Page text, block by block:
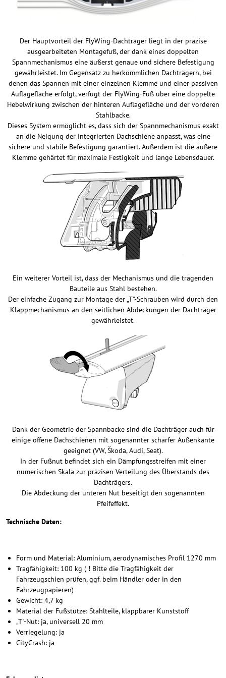
Der Hauptvorteil der FlyWing-Dachträger liegt in der präzise
ausgearbeiteten Montagefuß, der dank eines doppelten
Spannmechanismus eine äußerst genaue und sichere Befestigung
gewährleistet. Im Gegensatz zu herkömmlichen Dachträgern, bei
denen das Spannen mit einer einzelnen Klemme und einer passiven
Auflagefläche erfolgt, verfügt der FlyWing-Fuß über eine doppelte
Hebelwirkung zwischen der hinteren Auflagefläche und der vorderen
Stahlbacke.
Dieses System ermöglicht es, dass sich der Spannmechanismus exakt
an die Neigung der integrierten Dachschiene anpasst, was eine
sichere und stabile Befestigung garantiert. Außerdem ist die äußere
Klemme gehärtet für maximale Festigkeit und lange Lebensdauer.
Ein weiterer Vorteil ist, dass der Mechanismus und die tragenden
Bauteile aus Stahl bestehen.
Der einfache Zugang zur Montage der „T"-Schrauben wird durch den
Klappmechanismus an den seitlichen Abdeckungen der Dachträger
gewährleistet.
Dank der Geometrie der Spannbacke sind die Dachträger auch für
einige offene Dachschienen mit sogenannter scharfer Außenkante
geeignet (VW, Škoda, Audi, Seat).
In der Fußnut befindet sich ein Dämpfungsstreifen mit einer
numerischen Skala zur präzisen Verteilung des Überstands des
Dachträgers.
Die Abdeckung der unteren Nut beseitigt den sogenannten
Pfeifeffekt.
Technische Daten:
Form und Material: Aluminium, aerodynamisches Profil 1270 mm
Tragfähigkeit: 100 kg ( ! Bitte die Tragfähigkeit der
Fahrzeugschien prüfen, ggf. beim Händler oder in den
Fahrzeugpapieren)
Gewicht: 4,7 kg
Material der Fußstütze: Stahlteile, klappbarer Kunststoff
„T"-Nut: ja, universell 20 mm
Verriegelung: ja
CityCrash: ja